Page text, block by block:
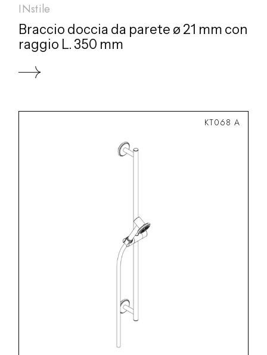
INstile
Braccio doccia da parete ø 21 mm con
raggio L. 350 mm
KT068 A